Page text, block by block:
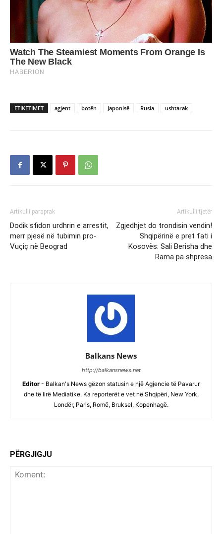
ETIKETIMET agjent botën Japonisë Rusia ushtarak
Artikulli paraprak
Dodik sfidon urdhrin e arrestit,
merr pjesë në tubimin pro-
Vuçiç në Beograd
Artikulli tjetër
Zgjedhjet do trondisin vendin!
Shqipërinë e pret fati i
Kosovës: Sali Berisha dhe
Rama pa shpresa
Balkans News
http://balkansnews.net
Editor - Balkan's News gëzon statusin e një Agjencie të Pavarur
dhe të lirë Mediatike. Ka reporterët e vet në Shqipëri, New York,
Londër, Paris, Romë, Bruksel, Kopenhagë.
PËRGJIGJU